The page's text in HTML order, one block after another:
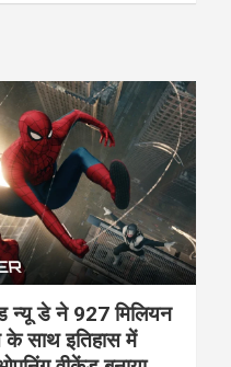
न्यू डे ने 927 मिलियन
साथ इतिहास में